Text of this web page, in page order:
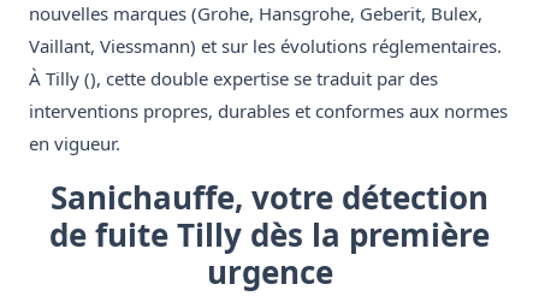
nouvelles marques (Grohe, Hansgrohe, Geberit, Bulex,
Vaillant, Viessmann) et sur les évolutions réglementaires.
À Tilly (), cette double expertise se traduit par des
interventions propres, durables et conformes aux normes
en vigueur.
Sanichauffe, votre détection
de fuite Tilly dès la première
urgence